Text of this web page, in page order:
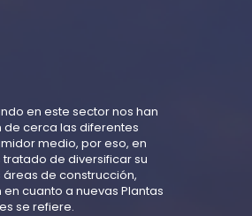
en este sector nos han
cerca las diferentes
medio, por eso, en
de diversificar su
de construcción,
cuanto a nuevas Plantas
se refiere.